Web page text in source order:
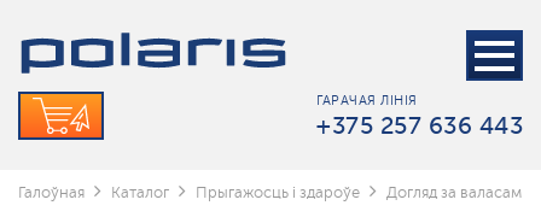
ГАРАЧАЯ ЛІНІЯ
+375 257 636 443
Галоўная Каталог Прыгажосць і здароўе Догляд за валасамі
Стайлеры
Фены-
расчоскі
Выпрямители